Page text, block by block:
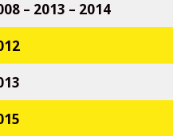
– 2013 – 2014